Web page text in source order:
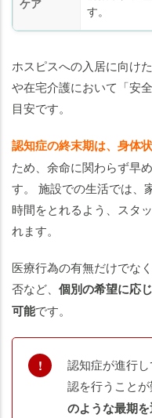
ケア
す。
ホスピスへの入居に向け
や在宅介護において「安
目安です。
認知症の終末期は、身体
ため、余命に関わらず早
す。 施設での生活では、
時間をとれるよう、スタ
れます。
医療行為の有無だけでな
否など、 個別の希望に応
可能です。
認知症が進行
認を行うことが
のような最期